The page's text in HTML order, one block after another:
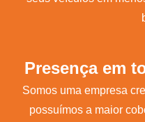
Presença em
Somos uma empresa
possuímos a maior